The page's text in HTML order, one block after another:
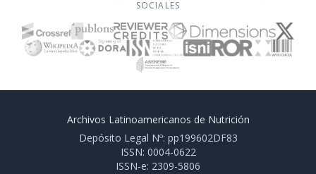
SOCIALES
Archivos Latinoamericanos de Nutrición
Depósito Legal Nº: pp199602DF83
ISSN: 0004-0622
ISSN-e: 2309-5806